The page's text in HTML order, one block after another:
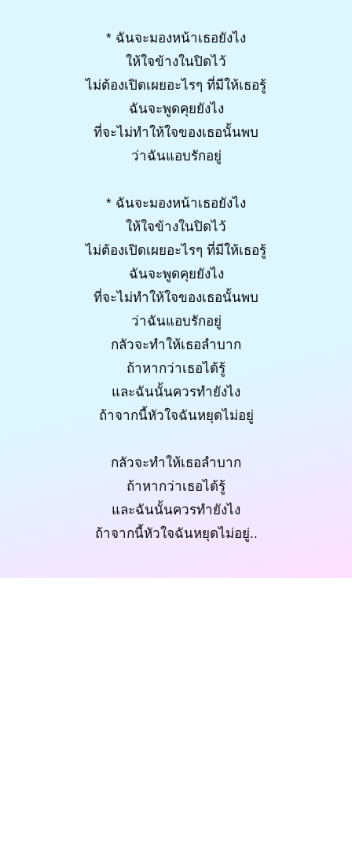
* ฉันจะมองหน้าเธอยังไง
ให้ใจข้างในปิดไว้
ไม่ต้องเปิดเผยอะไรๆ ที่มีให้เธอรู้
ฉันจะพูดคุยยังไง
ที่จะไม่ทำให้ใจของเธอนั้นพบ
ว่าฉันแอบรักอยู่
* ฉันจะมองหน้าเธอยังไง
ให้ใจข้างในปิดไว้
ไม่ต้องเปิดเผยอะไรๆ ที่มีให้เธอรู้
ฉันจะพูดคุยยังไง
ที่จะไม่ทำให้ใจของเธอนั้นพบ
ว่าฉันแอบรักอยู่
กลัวจะทำให้เธอลำบาก
ถ้าหากว่าเธอได้รู้
และฉันนั้นควรทำยังไง
ถ้าจากนี้หัวใจฉันหยุดไม่อยู่
กลัวจะทำให้เธอลำบาก
ถ้าหากว่าเธอได้รู้
และฉันนั้นควรทำยังไง
ถ้าจากนี้หัวใจฉันหยุดไม่อยู่..